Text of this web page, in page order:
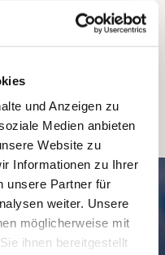
und Anzeigen zu
Medien anbieten
Website zu
Informationen zu Ihrer
unsere Partner für
weiter. Unsere
möglicherweise mit
ihnen bereitgestellt